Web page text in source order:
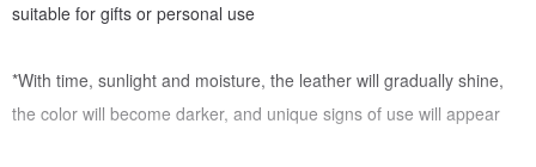
suitable for gifts or personal use
*With time, sunlight and moisture, the leather will gradually shine,
the color will become darker, and unique signs of use will appear